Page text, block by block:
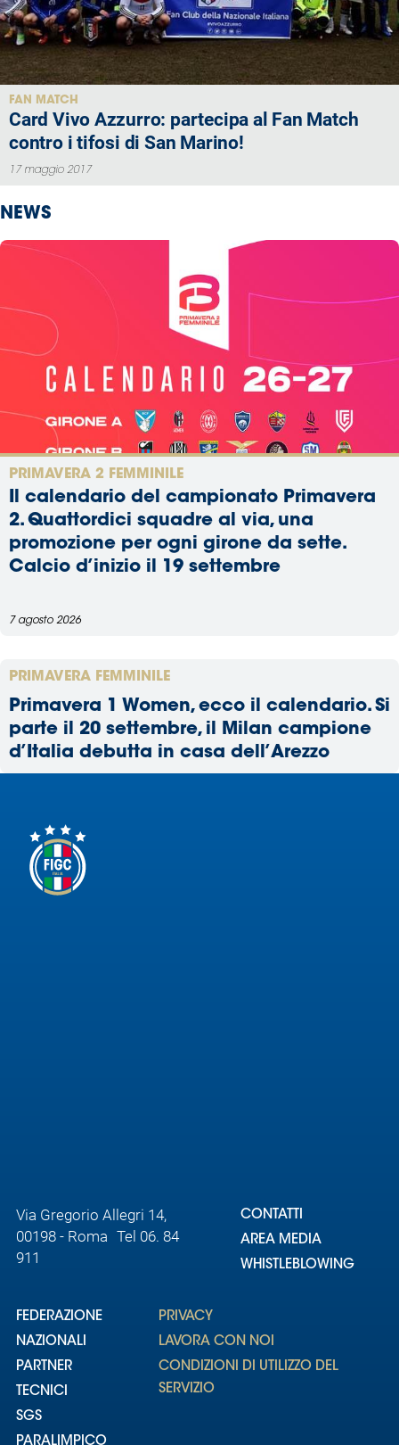
FAN MATCH
Card Vivo Azzurro: partecipa al Fan Match
contro i tifosi di San Marino!
17 maggio 2017
NEWS
PRIMAVERA 2 FEMMINILE
Il calendario del campionato Primavera
2. Quattordici squadre al via, una
promozione per ogni girone da sette.
Calcio d’inizio il 19 settembre
7 agosto 2026
PRIMAVERA FEMMINILE
Primavera 1 Women, ecco il calendario. Si
parte il 20 settembre, il Milan campione
d’Italia debutta in casa dell’Arezzo
Via Gregorio Allegri 14,
00198 - Roma Tel 06. 84
911
CONTATTI
AREA MEDIA
WHISTLEBLOWING
FEDERAZIONE
NAZIONALI
PARTNER
TECNICI
SGS
PARALIMPICO
PRIVACY
LAVORA CON NOI
CONDIZIONI DI UTILIZZO DEL
SERVIZIO